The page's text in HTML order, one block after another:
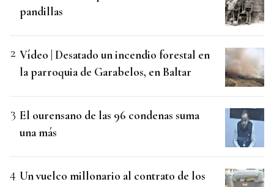
pandillas
Vídeo | Desatado un incendio forestal en
la parroquia de Garabelos, en Baltar
El ourensano de las 96 condenas suma
una más
Un vuelco millonario al contrato de los